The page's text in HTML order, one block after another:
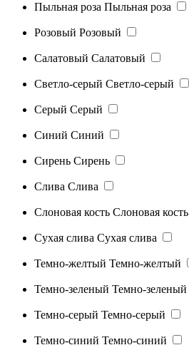
Пыльная роза Пыльная роза
Розовый Розовый
Салатовый Салатовый
Светло-серый Светло-серый
Серый Серый
Синий Синий
Сирень Сирень
Слива Слива
Слоновая кость Слоновая кость
Сухая слива Сухая слива
Темно-желтый Темно-желтый
Темно-зеленый Темно-зеленый
Темно-серый Темно-серый
Темно-синий Темно-синий